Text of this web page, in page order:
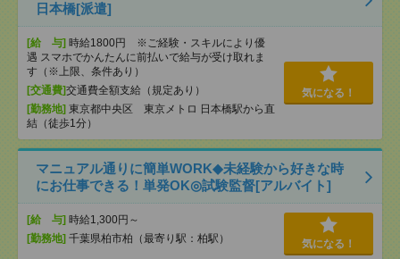
日本橋[派遣]
[給 与] 時給1800円 ※ご経験・スキルにより優
遇 スマホでかんたんに前払いで給与が受け取れま
す（※上限、条件あり）
[交通費]交通費全額支給（規定あり）
[勤務地] 東京都中央区 東京メトロ 日本橋駅から直
結（徒歩1分）
気になる！
マニュアル通りに簡単WORK◆未経験から好きな時
にお仕事できる！単発OK◎試験監督[アルバイト]
[給 与] 時給1,300円～
[勤務地] 千葉県柏市柏（最寄り駅：柏駅） 気になる！